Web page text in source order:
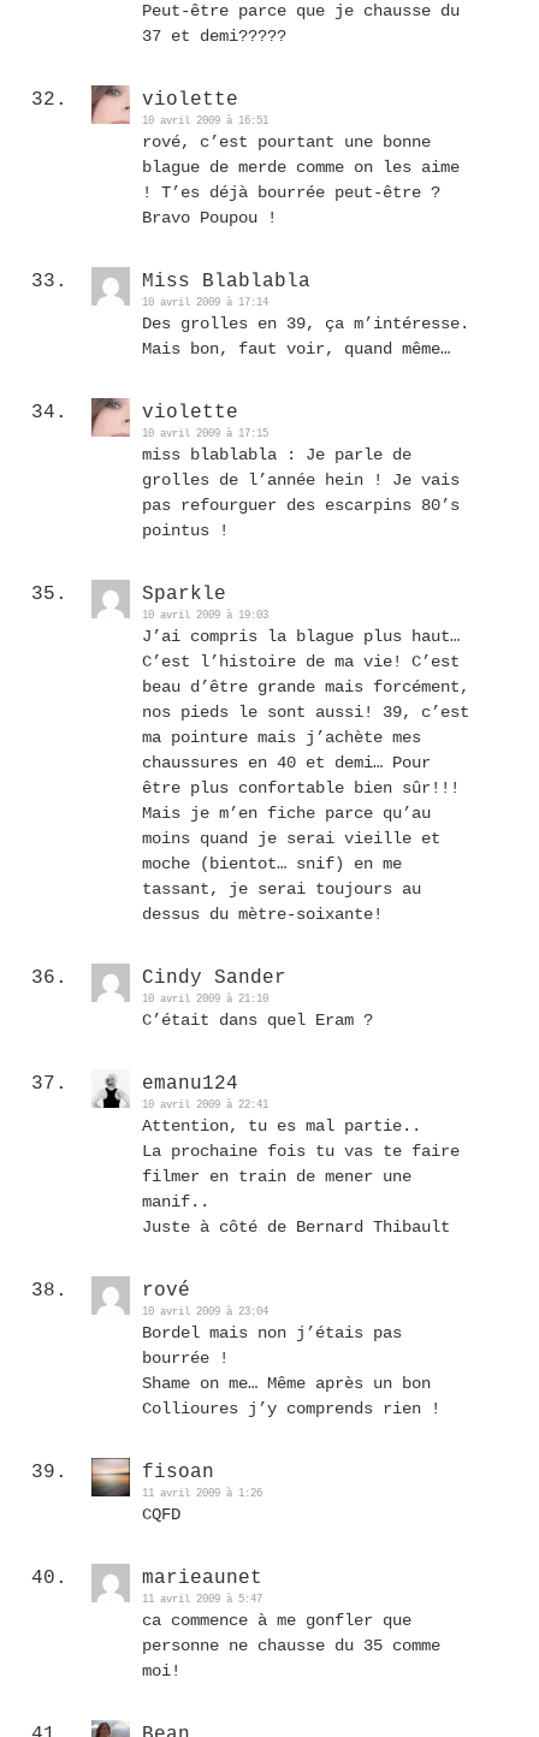
Peut-être parce que je chausse du
37 et demi?????
violette
10 avril 2009 à 16:51
rové, c’est pourtant une bonne
blague de merde comme on les aime
! T’es déjà bourrée peut-être ?
Bravo Poupou !
Miss Blablabla
10 avril 2009 à 17:14
Des grolles en 39, ça m’intéresse.
Mais bon, faut voir, quand même…
violette
10 avril 2009 à 17:15
miss blablabla : Je parle de
grolles de l’année hein ! Je vais
pas refourguer des escarpins 80’s
pointus !
Sparkle
10 avril 2009 à 19:03
J’ai compris la blague plus haut…
C’est l’histoire de ma vie! C’est
beau d’être grande mais forcément,
nos pieds le sont aussi! 39, c’est
ma pointure mais j’achète mes
chaussures en 40 et demi… Pour
être plus confortable bien sûr!!!
Mais je m’en fiche parce qu’au
moins quand je serai vieille et
moche (bientot… snif) en me
tassant, je serai toujours au
dessus du mètre-soixante!
Cindy Sander
10 avril 2009 à 21:10
C’était dans quel Eram ?
emanu124
10 avril 2009 à 22:41
Attention, tu es mal partie..
La prochaine fois tu vas te faire
filmer en train de mener une
manif..
Juste à côté de Bernard Thibault
rové
10 avril 2009 à 23:04
Bordel mais non j’étais pas
bourrée !
Shame on me… Même après un bon
Collioures j’y comprends rien !
fisoan
11 avril 2009 à 1:26
CQFD
marieaunet
11 avril 2009 à 5:47
ca commence à me gonfler que
personne ne chausse du 35 comme
moi!